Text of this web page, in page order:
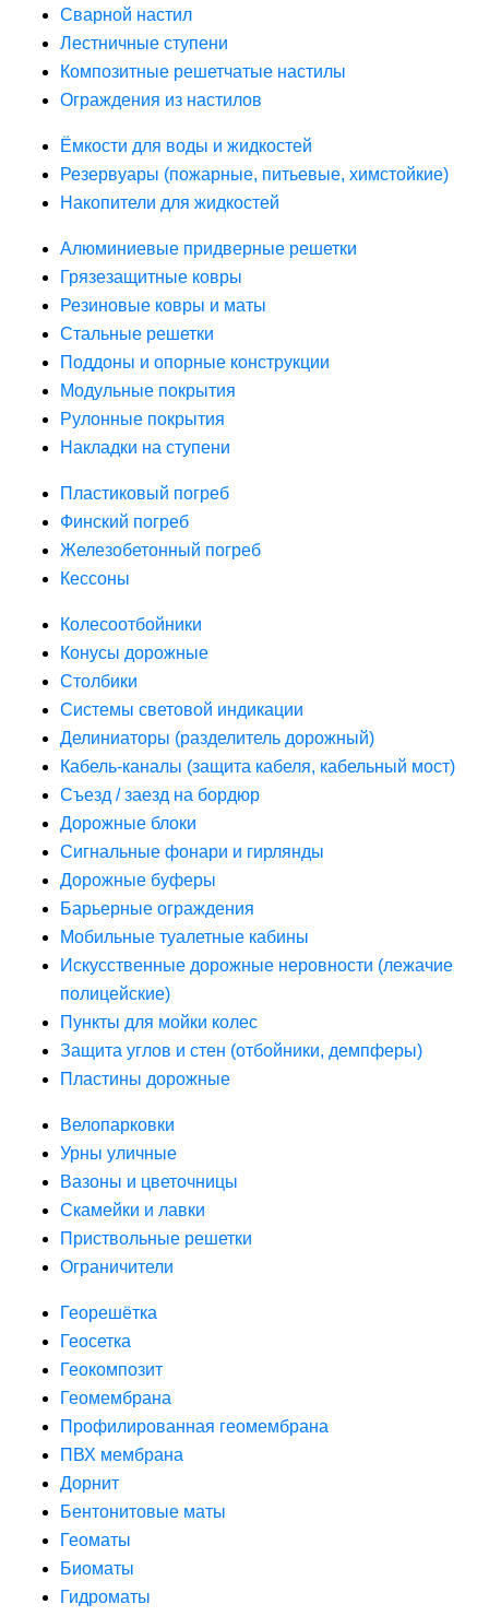
Сварной настил
Лестничные ступени
Композитные решетчатые настилы
Ограждения из настилов
Ёмкости для воды и жидкостей
Резервуары (пожарные, питьевые, химстойкие)
Накопители для жидкостей
Алюминиевые придверные решетки
Грязезащитные ковры
Резиновые ковры и маты
Стальные решетки
Поддоны и опорные конструкции
Модульные покрытия
Рулонные покрытия
Накладки на ступени
Пластиковый погреб
Финский погреб
Железобетонный погреб
Кессоны
Колесоотбойники
Конусы дорожные
Столбики
Системы световой индикации
Делиниаторы (разделитель дорожный)
Кабель-каналы (защита кабеля, кабельный мост)
Съезд / заезд на бордюр
Дорожные блоки
Сигнальные фонари и гирлянды
Дорожные буферы
Барьерные ограждения
Мобильные туалетные кабины
Искусственные дорожные неровности (лежачие
полицейские)
Пункты для мойки колес
Защита углов и стен (отбойники, демпферы)
Пластины дорожные
Велопарковки
Урны уличные
Вазоны и цветочницы
Скамейки и лавки
Приствольные решетки
Ограничители
Георешётка
Геосетка
Геокомпозит
Геомембрана
Профилированная геомембрана
ПВХ мембрана
Дорнит
Бентонитовые маты
Геоматы
Биоматы
Гидроматы